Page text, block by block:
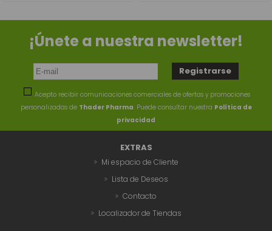
¡Únete a nuestra newsletter!
Acepto recibir comunicaciones comerciales de ofertas y promociones
personalizadas de Thader Pharma. Puede consultar nuestra Política de
privacidad
EXTRAS
Mi espacio de Cliente
Lista de Deseos
Contacto
Localizador de Tiendas